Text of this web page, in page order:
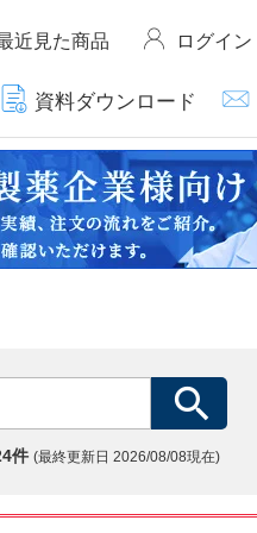
近見た商品 ログイン
資料ダウンロード
件 (最終更新日 2026/08/08現在)